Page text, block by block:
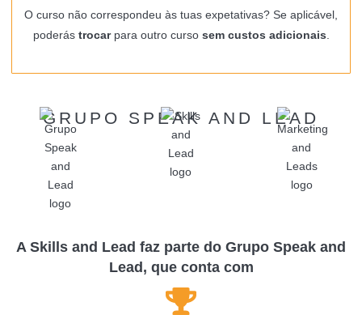
O curso não correspondeu às tuas expetativas? Se aplicável,
poderás trocarpara outro curso sem custos adicionais
GRUPO SPEAK AND LEAD
A Skills and Lead faz parte do Grupo Speak and
Lead, que conta com